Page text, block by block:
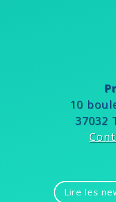
10
37032
Lire les